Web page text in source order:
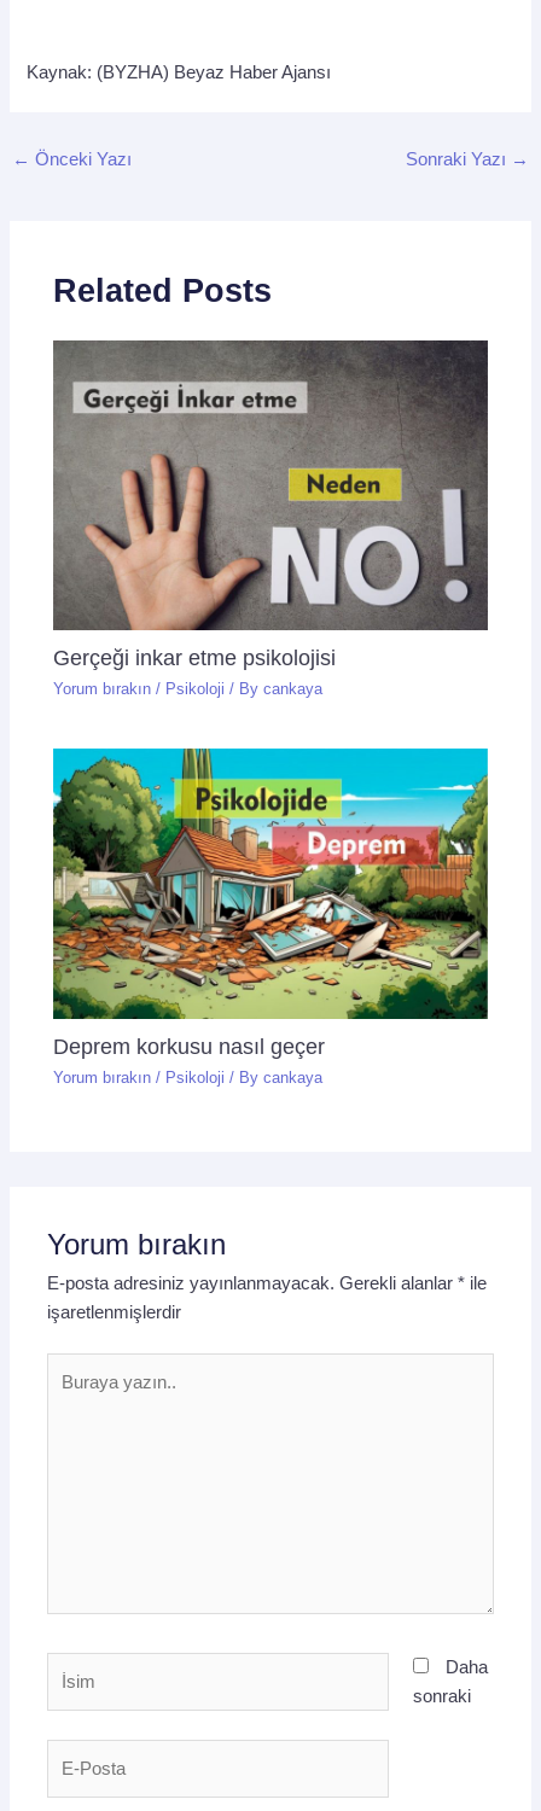
Kaynak: (BYZHA) Beyaz Haber Ajansı
← Önceki Yazı Sonraki Yazı →
Related Posts
Gerçeği inkar etme psikolojisi
Yorum bırakın / Psikoloji / Bycankaya
Deprem korkusu nasıl geçer
Yorum bırakın / Psikoloji / Bycankaya
Yorum bırakın
E-posta adresiniz yayınlanmayacak. Gerekli alanlar* ile
işaretlenmişlerdir
yazın..
Daha
sonraki